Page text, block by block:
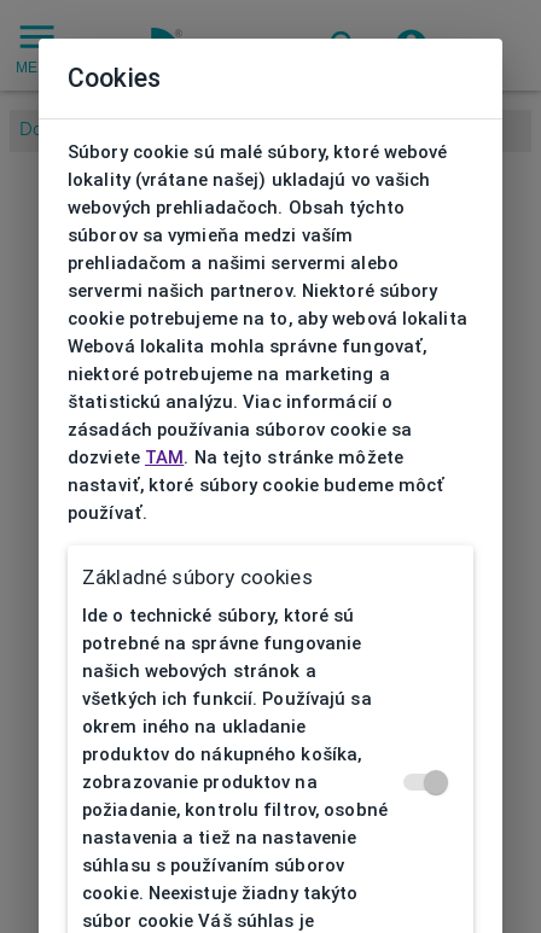
MENU
Domov
Cookies
Súbory cookie sú malé súbory, ktoré webové
lokality (vrátane našej) ukladajú vo vašich
webových prehliadačoch. Obsah týchto
súborov sa vymieňa medzi vaším
prehliadačom a našimi servermi alebo
servermi našich partnerov. Niektoré súbory
cookie potrebujeme na to, aby webová lokalita
Webová lokalita mohla správne fungovať,
niektoré potrebujeme na marketing a
štatistickú analýzu. Viac informácií o
zásadách používania súborov cookie sa
dozviete TAM. Na tejto stránke môžete
nastaviť, ktoré súbory cookie budeme môcť
používať.
Základné súbory cookies
Ide o technické súbory, ktoré sú
potrebné na správne fungovanie
našich webových stránok a
všetkých ich funkcií. Používajú sa
okrem iného na ukladanie
produktov do nákupného košíka,
zobrazovanie produktov na
požiadanie, kontrolu filtrov, osobné
nastavenia a tiež na nastavenie
súhlasu s používaním súborov
cookie. Neexistuje žiadny takýto
súbor cookie Váš súhlas je